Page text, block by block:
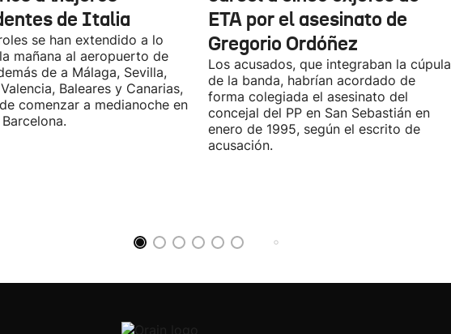
de Italia
se han extendido a lo
mañana al aeropuerto de
de a Málaga, Sevilla,
Baleares y Canarias,
comenzar a medianoche en
ETA por el asesinato de
Gregorio Ordóñez
Los acusados, que integraban la cúpula
de la banda, habrían acordado de
forma colegiada el asesinato del
concejal del PP en San Sebastián en
enero de 1995, según el escrito de
acusación.